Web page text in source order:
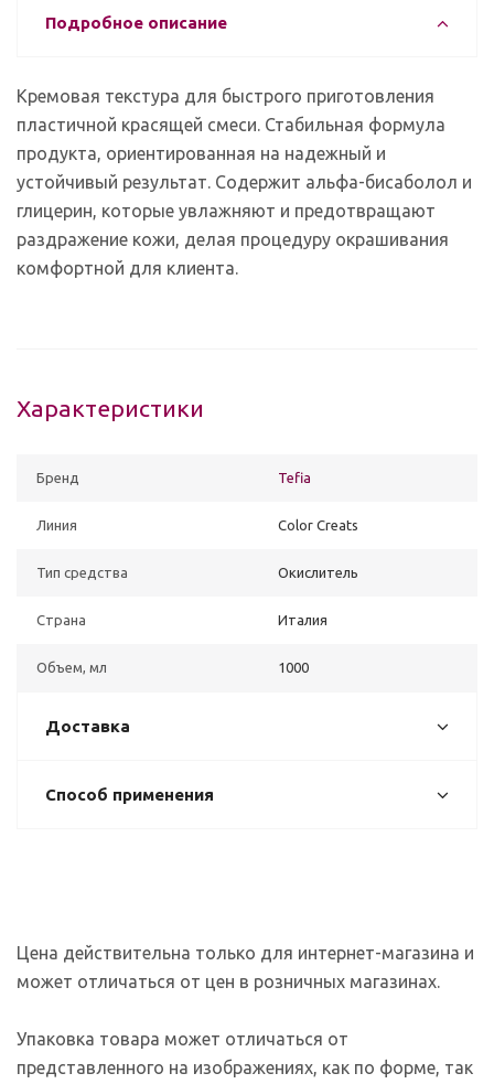
Подробное описание
Кремовая текстура для быстрого приготовления
пластичной красящей смеси. Стабильная формула
продукта, ориентированная на надежный и
устойчивый результат. Содержит альфа-бисаболол и
глицерин, которые увлажняют и предотвращают
раздражение кожи, делая процедуру окрашивания
комфортной для клиента.
Характеристики
Бренд Tefia
Линия Color Creats
Тип средства Окислитель
Страна Италия
Объем, мл 1000
Доставка
Способ применения
Цена действительна только для интернет-магазина и
может отличаться от цен в розничных магазинах.
Упаковка товара может отличаться от
представленного на изображениях, как по форме, так